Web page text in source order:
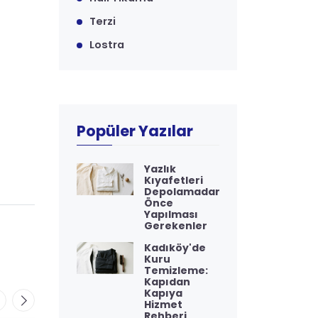
Terzi
Lostra
Popüler Yazılar
Yazlık
Kıyafetleri
Depolamadan
Önce
Yapılması
Gerekenler
Kadıköy'de
Kuru
Temizleme:
Kapıdan
Kapıya
Hizmet